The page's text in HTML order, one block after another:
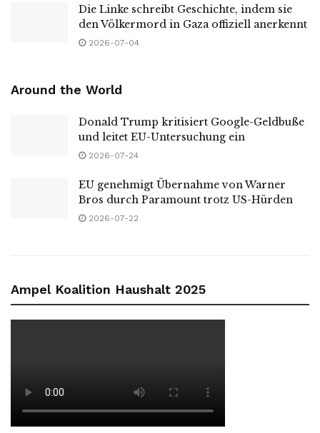
Die Linke schreibt Geschichte, indem sie
den Völkermord in Gaza offiziell anerkennt
2026-07-04
Around the World
Donald Trump kritisiert Google-Geldbuße
und leitet EU-Untersuchung ein
2026-07-24
EU genehmigt Übernahme von Warner
Bros durch Paramount trotz US-Hürden
2026-07-22
Ampel Koalition Haushalt 2025